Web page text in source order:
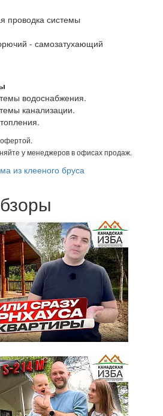
проводка системы
- самозатухающий
водоснабжения.
канализации.
у менеджеров в офисах продаж.
из клееного бруса